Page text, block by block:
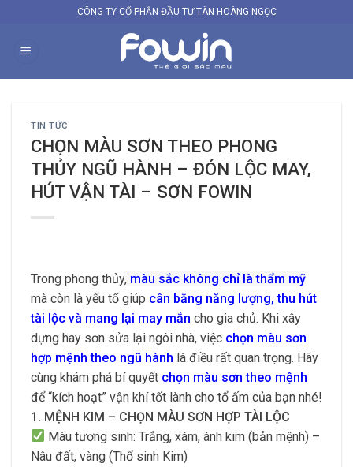
content
CÔNG TY CỔ PHẦN ĐẦU TƯ TÂN HOÀNG NGỌC
TIN TỨC
CHỌN MÀU SƠN THEO PHONG
THỦY NGŨ HÀNH – ĐÓN LỘC MAY,
HÚT VẬN TÀI – SƠN FOWIN
Trong phong thủy, màu sắc không chỉ là thẩm mỹ
mà còn là yếu tố giúp cân bằng năng lượng, thu hút
tài lộc và mang lại may mắn cho gia chủ. Khi xây
dựng hay sơn sửa lại ngôi nhà, việc chọn màu sơn
hợp mệnh theo ngũ hành là điều rất quan trọng. Hãy
cùng khám phá bí quyết chọn màu sơn theo mệnh
để “kích hoạt” vận khí tốt lành cho tổ ấm của bạn nhé!
1. MỆNH KIM – CHỌN MÀU SƠN HỢP TÀI LỘC
Màu tương sinh: Trắng, xám, ánh kim (bản mệnh) –
Nâu đất, vàng (Thổ sinh Kim)